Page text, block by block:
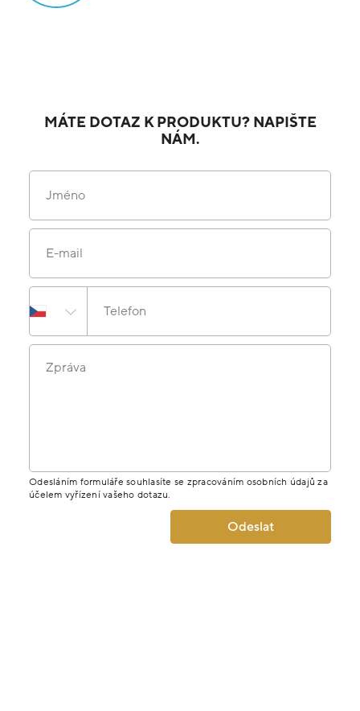
MÁTE DOTAZ K PRODUKTU? NAPIŠTE
NÁM.
Jméno
E-mail
Telefon
Zpráva
Odesláním formuláře souhlasíte se zpracováním osobních údajů za
účelem vyřízení vašeho dotazu.
Odeslat